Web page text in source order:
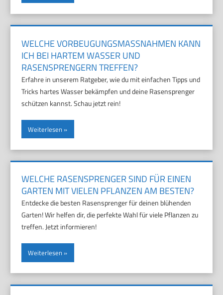
WELCHE VORBEUGUNGSMASSNAHMEN KANN
ICH BEI HARTEM WASSER UND
RASENSPRENGERN TREFFEN?
Erfahre in unserem Ratgeber, wie du mit einfachen Tipps und
Tricks hartes Wasser bekämpfen und deine Rasensprenger
schützen kannst. Schau jetzt rein!
Weiterlesen
WELCHE RASENSPRENGER SIND FÜR EINEN
GARTEN MIT VIELEN PFLANZEN AM BESTEN?
Entdecke die besten Rasensprenger für deinen blühenden
Garten! Wir helfen dir, die perfekte Wahl für viele Pflanzen zu
treffen. Jetzt informieren!
Weiterlesen